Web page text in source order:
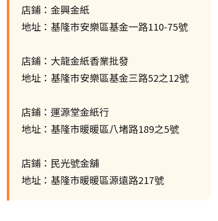
店鋪：金興金紙
地址：基隆市安樂區基金一路110-75號
店鋪：大龍金紙香業批發
地址：基隆市安樂區基金三路52之12號
店鋪：運源堂金紙行
地址：基隆市暖暖區八堵路189之5號
店鋪：民光號金舖
地址：基隆市暖暖區源遠路217號